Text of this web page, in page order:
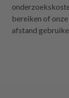
bereiken of
afstand